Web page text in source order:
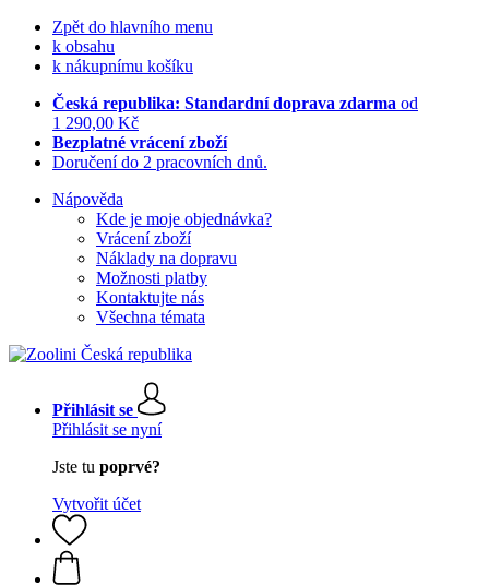
Zpět do hlavního menu
k obsahu
k nákupnímu košíku
Česká republika: Standardní doprava zdarma od
1 290,00 Kč
Bezplatné vrácení zboží
Doručení do 2 pracovních dnů.
Nápověda
Kde je moje objednávka?
Vrácení zboží
Náklady na dopravu
Možnosti platby
Kontaktujte nás
Všechna témata
Přihlásit se
Přihlásit se nyní
Jste tu poprvé?
Vytvořit účet